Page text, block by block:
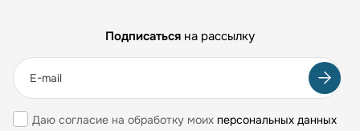
Подписаться на рассылку
Даю согласие на обработку моих персональных данных